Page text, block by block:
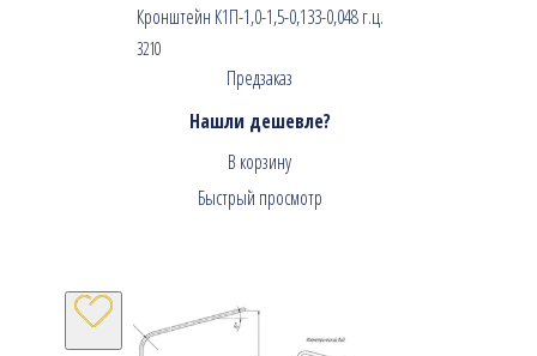
Кронштейн К1П-1,0-1,5-0,133-0,048 г.ц.
3210
Предзаказ
Нашли дешевле?
В корзину
Быстрый просмотр